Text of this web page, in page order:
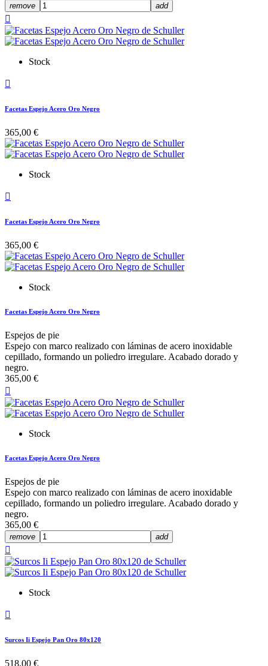
remove add

Stock

Facetas Espejo Acero Oro Negro
365,00 €
Stock

Facetas Espejo Acero Oro Negro
365,00 €
Stock
Facetas Espejo Acero Oro Negro
Espejos de pie
Espejo con marco realizado con láminas de acero inoxidable
cepillado, formando un poliedro irregulare. Acabado dorado y
negro.
365,00 €

Stock
Facetas Espejo Acero Oro Negro
Espejos de pie
Espejo con marco realizado con láminas de acero inoxidable
cepillado, formando un poliedro irregulare. Acabado dorado y
negro.
365,00 €
remove add

Stock

Surcos Ii Espejo Pan Oro 80x120
518,00 €